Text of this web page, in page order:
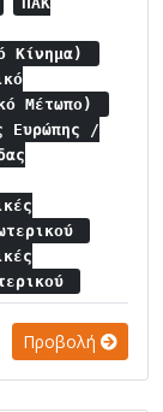
Κίνημα)
Μέτωπο)
Ευρώπης /
Προβολή